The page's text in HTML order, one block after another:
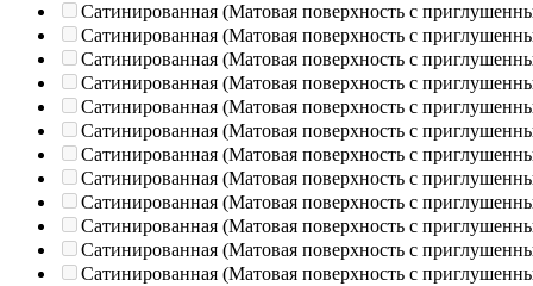
Сатинированная (Матовая поверхность с
Сатинированная (Матовая поверхность с
Сатинированная (Матовая поверхность с
Сатинированная (Матовая поверхность с
Сатинированная (Матовая поверхность с
Сатинированная (Матовая поверхность с
Сатинированная (Матовая поверхность с
Сатинированная (Матовая поверхность с
Сатинированная (Матовая поверхность с
Сатинированная (Матовая поверхность с
Сатинированная (Матовая поверхность с
Сатинированная (Матовая поверхность с